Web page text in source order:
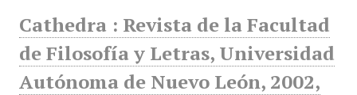
Cathedra : Revista de la Facultad
de Filosofía y Letras, Universidad
Autónoma de Nuevo León, 2002,